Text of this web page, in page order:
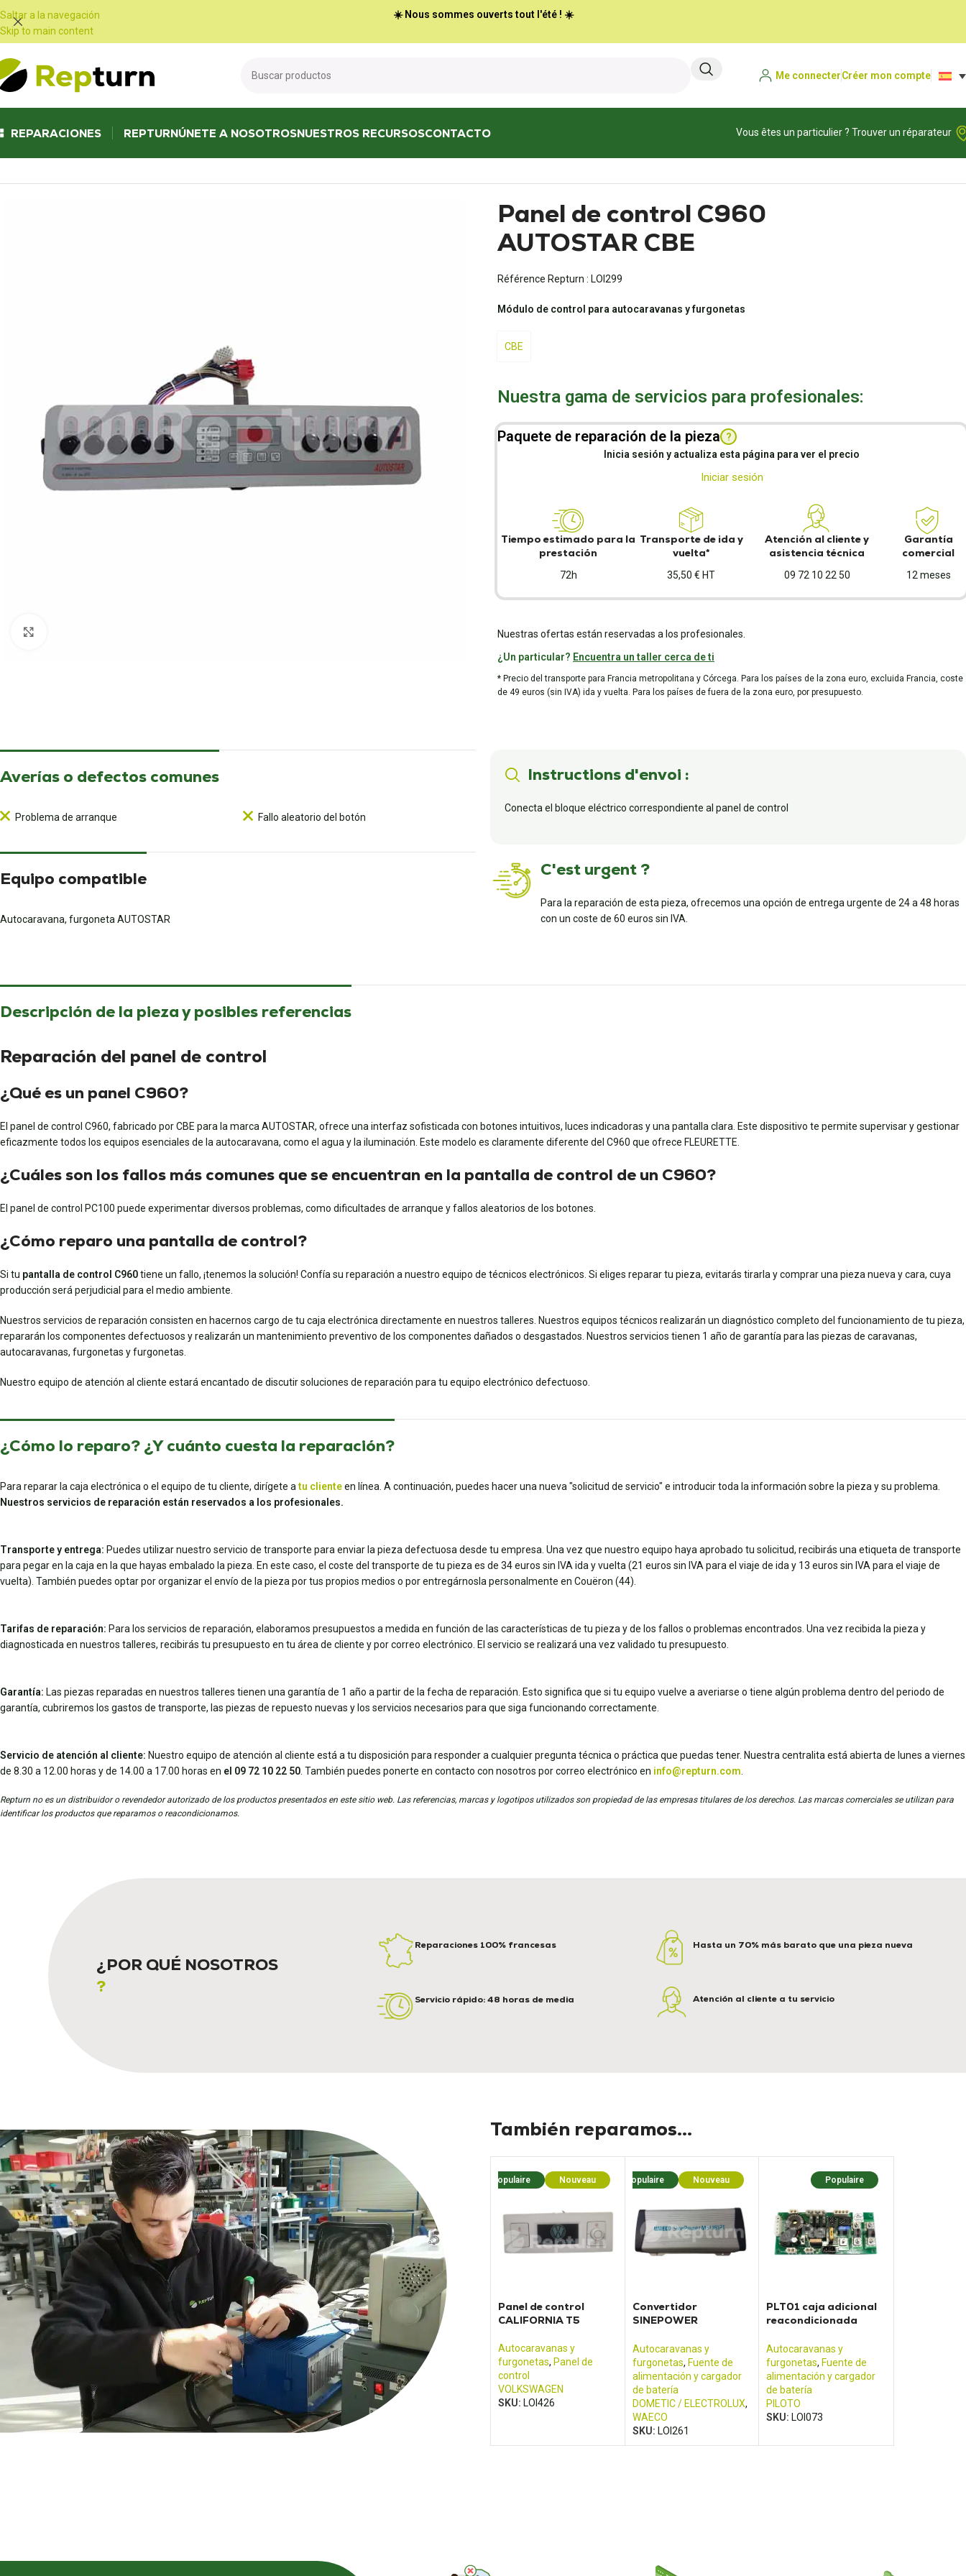
Saltar a la navegación
Skip to main content
☀️ Nous sommes ouverts tout l'été ! ☀️
Me connecterCréer mon compte
REPARACIONES REPTURNÚNETE A NOSOTROSNUESTROS RECURSOSCONTACTO
Vous êtes un particulier ? Trouver un réparateur
Panel de control C960
AUTOSTAR CBE
Référence Repturn : LOI299
Módulo de control para autocaravanas y furgonetas
CBE
Nuestra gama de servicios para profesionales:
Paquete de reparación de la pieza ?
Inicia sesión y actualiza esta página para ver el precio
Iniciar sesión
Tiempo estimado para la
prestación
72h
Transporte de ida y
vuelta*
35,50 € HT
Atención al cliente y
asistencia técnica
09 72 10 22 50
Garantía
comercial
12 meses
Nuestras ofertas están reservadas a los profesionales.
¿Un particular? Encuentra un taller cerca de ti
* Precio del transporte para Francia metropolitana y Córcega. Para los países de la zona euro, excluida Francia, coste
de 49 euros (sin IVA) ida y vuelta. Para los países de fuera de la zona euro, por presupuesto.
Averías o defectos comunes
Problema de arranque Fallo aleatorio del botón
Equipo compatible
Autocaravana, furgoneta AUTOSTAR
Instructions d'envoi :
Conecta el bloque eléctrico correspondiente al panel de control
C'est urgent ?
Para la reparación de esta pieza, ofrecemos una opción de entrega urgente de 24 a 48 horas
con un coste de 60 euros sin IVA.
Descripción de la pieza y posibles referencias
Reparación del panel de control
¿Qué es un panel C960?
El panel de control C960, fabricado por CBE para la marca AUTOSTAR, ofrece una interfaz sofisticada con botones intuitivos, luces indicadoras y una pantalla clara. Este dispositivo te permite supervisar y gestionar
eficazmente todos los equipos esenciales de la autocaravana, como el agua y la iluminación. Este modelo es claramente diferente del C960 que ofrece FLEURETTE.
¿Cuáles son los fallos más comunes que se encuentran en la pantalla de control de un C960?
El panel de control PC100 puede experimentar diversos problemas, como dificultades de arranque y fallos aleatorios de los botones.
¿Cómo reparo una pantalla de control?
Si tu pantalla de control C960tiene un fallo, ¡tenemos la solución! Confía su reparación a nuestro equipo de técnicos electrónicos. Si eliges reparar tu pieza, evitarás tirarla y comprar una pieza nueva y cara, cuya
producción será perjudicial para el medio ambiente.
Nuestros servicios de reparación consisten en hacernos cargo de tu caja electrónica directamente en nuestros talleres. Nuestros equipos técnicos realizarán un diagnóstico completo del funcionamiento de tu pieza,
repararán los componentes defectuosos y realizarán un mantenimiento preventivo de los componentes dañados o desgastados. Nuestros servicios tienen 1 año de garantía para las piezas de caravanas,
autocaravanas, furgonetas y furgonetas.
Nuestro equipo de atención al cliente estará encantado de discutir soluciones de reparación para tu equipo electrónico defectuoso.
¿Cómo lo reparo? ¿Y cuánto cuesta la reparación?
Para reparar la caja electrónica o el equipo de tu cliente, dirígete atu clienteen línea. A continuación, puedes hacer una nueva "solicitud de servicio" e introducir toda la información sobre la pieza y su problema.
Nuestros servicios de reparación están reservados a los profesionales.
Transporte y entrega: Puedes utilizar nuestro servicio de transporte para enviar la pieza defectuosa desde tu empresa. Una vez que nuestro equipo haya aprobado tu solicitud, recibirás una etiqueta de transporte
para pegar en la caja en la que hayas embalado la pieza. En este caso, el coste del transporte de tu pieza es de 34 euros sin IVA ida y vuelta (21 euros sin IVA para el viaje de ida y 13 euros sin IVA para el viaje de
vuelta). También puedes optar por organizar el envío de la pieza por tus propios medios o por entregárnosla personalmente en Couëron (44).
Tarifas de reparación: Para los servicios de reparación, elaboramos presupuestos a medida en función de las características de tu pieza y de los fallos o problemas encontrados. Una vez recibida la pieza y
diagnosticada en nuestros talleres, recibirás tu presupuesto en tu área de cliente y por correo electrónico. El servicio se realizará una vez validado tu presupuesto.
Garantía: Las piezas reparadas en nuestros talleres tienen una garantía de 1 año a partir de la fecha de reparación. Esto significa que si tu equipo vuelve a averiarse o tiene algún problema dentro del periodo de
garantía, cubriremos los gastos de transporte, las piezas de repuesto nuevas y los servicios necesarios para que siga funcionando correctamente.
Servicio de atención al cliente: Nuestro equipo de atención al cliente está a tu disposición para responder a cualquier pregunta técnica o práctica que puedas tener. Nuestra centralita está abierta de lunes a viernes
de 8.30 a 12.00 horas y de 14.00 a 17.00 horas en el 09 72 10 22 50 . También puedes ponerte en contacto con nosotros por correo electrónico en info@repturn.com
Repturn no es un distribuidor o revendedor autorizado de los productos presentados en este sitio web. Las referencias, marcas y logotipos utilizados son propiedad de las empresas titulares de los derechos. Las marcas comerciales se utilizan para
identificar los productos que reparamos o reacondicionamos.
¿POR QUÉ NOSOTROS
?
Reparaciones 100% francesas
Servicio rápido: 48 horas de media
Hasta un 70% más barato que una pieza nueva
Atención al cliente a tu servicio
También reparamos...
Populaire Nouveau
Panel de control
CALIFORNIA T5
Autocaravanas y
furgonetas, Panel de
control
VOLKSWAGEN
SKU: LOI426
Populaire Nouveau
Convertidor
SINEPOWER
Autocaravanas y
furgonetas, Fuente de
alimentación y cargador
de batería
DOMETIC / ELECTROLUX,
WAECO
SKU: LOI261
Populaire
PLT01 caja adicional
reacondicionada
Pilote
Autocaravanas y
furgonetas, Fuente de
alimentación y cargador
de batería
PILOTO
SKU: LOI073